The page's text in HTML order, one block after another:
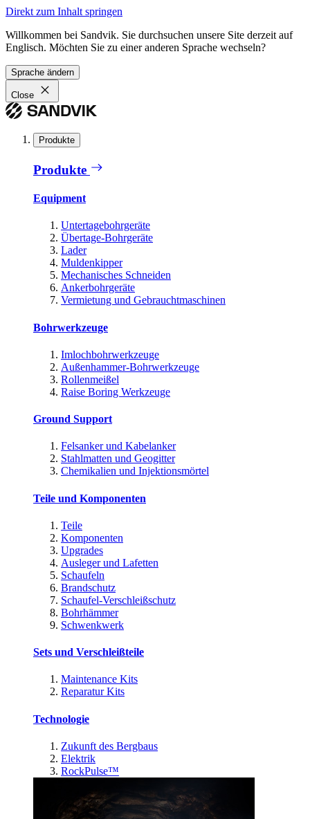
Direkt zum Inhalt springen
Willkommen bei Sandvik. Sie durchsuchen unsere Site derzeit auf
Englisch. Möchten Sie zu einer anderen Sprache wechseln?
Sprache ändern
Close
Produkte
Produkte
Equipment
Untertagebohrgeräte
Übertage-Bohrgeräte
Lader
Muldenkipper
Mechanisches Schneiden
Ankerbohrgeräte
Vermietung und Gebrauchtmaschinen
Bohrwerkzeuge
Imlochbohrwerkzeuge
Außenhammer-Bohrwerkzeuge
Rollenmeißel
Raise Boring Werkzeuge
Ground Support
Felsanker und Kabelanker
Stahlmatten und Geogitter
Chemikalien und Injektionsmörtel
Teile und Komponenten
Teile
Komponenten
Upgrades
Ausleger und Lafetten
Schaufeln
Brandschutz
Schaufel-Verschleißschutz
Bohrhämmer
Schwenkwerk
Sets und Verschleißteile
Maintenance Kits
Reparatur Kits
Technologie
Zukunft des Bergbaus
Elektrik
RockPulse™